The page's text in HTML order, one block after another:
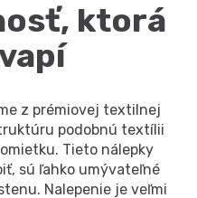
ktorá
z prémiovej textilnej
podobnú textílii
Tieto nálepky
sú ľahko umývateľné
Nalepenie je veľmi